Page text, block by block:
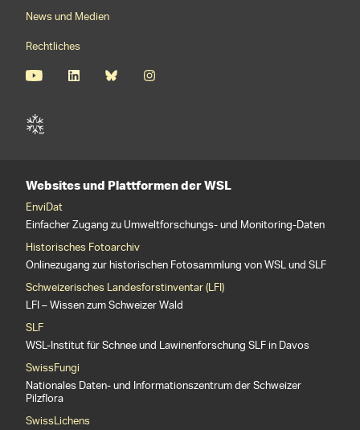
News und Medien
Rechtliches
Websites und Plattformen der WSL
EnviDat
Einfacher Zugang zu Umweltforschungs- und Monitoring-Daten
Historisches Fotoarchiv
Onlinezugang zur historischen Fotosammlung von WSL und SLF
Schweizerisches Landesforstinventar (LFI)
LFI – Wissen zum Schweizer Wald
SLF
WSL-Institut für Schnee und Lawinenforschung SLF in Davos
SwissFungi
Nationales Daten- und Informationszentrum der Schweizer
Pilzflora
SwissLichens